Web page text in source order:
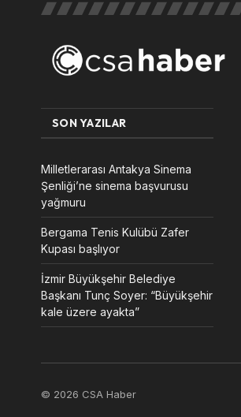
SON YAZILAR
Milletlerarası Antakya Sinema
Şenliği’ne sinema başvurusu
yağmuru
Bergama Tenis Kulübü Zafer
Kupası başlıyor
İzmir Büyükşehir Belediye
Başkanı Tunç Soyer: “Büyükşehir
kale üzere ayakta”
© 2026 CSA Haber